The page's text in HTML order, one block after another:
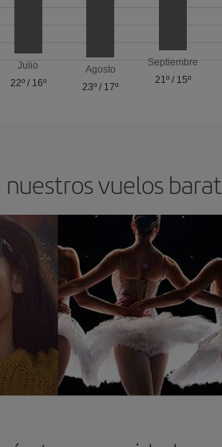
Julio
22º/ 16º
Agosto
23º / 17º
Septiembre
21º/ 15º
vuelos